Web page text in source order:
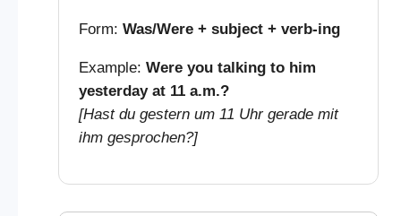
Form: Was/Were + subject + verb-ing
Example: Were you talking to him
yesterday at 11 a.m.?
[Hast du gestern um 11 Uhr gerade mit
ihm gesprochen?]